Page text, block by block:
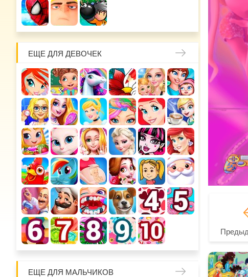
ЕЩЕ ДЛЯ ДЕВОЧЕК
ЕЩЕ ДЛЯ МАЛЬЧИКОВ